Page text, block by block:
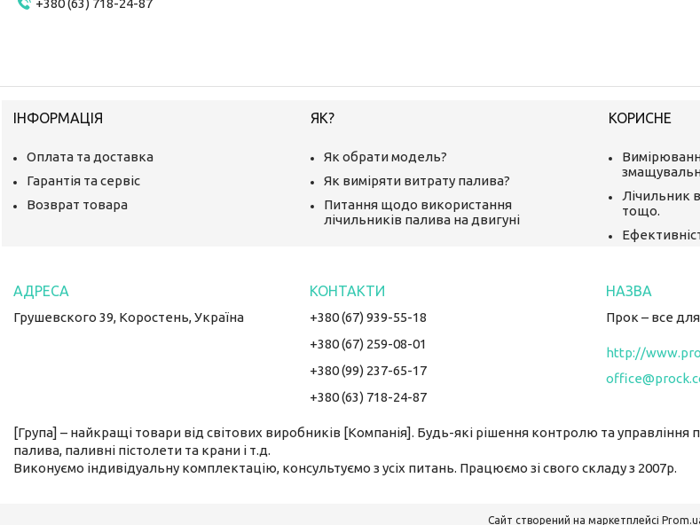
ІНФОРМАЦІЯ
Оплата та доставка
Гарантія та сервіс
Возврат товара
ЯК?
Як обрати модель?
Як виміряти витрату палива?
Питання щодо використання
лічильників палива на двигуні
КОРИСНЕ
Лічильник
тощо.
Грушевского 39, Коростень, Україна
+380 (67) 939-55-18
+380 (67) 259-08-01
+380 (99) 237-65-17
+380 (63) 718-24-87
Прок – все
http://
[Група] – найкращі товари від світових виробників [Компанія]. Будь-які рішення контролю та
палива, паливні пістолети та крани і т.д.
Виконуємо індивідуальну комплектацію, консультуємо з усіх питань. Працюємо зі свого складу з 2007р.
Сайт створений на маркетплейсі